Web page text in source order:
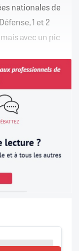
nationales de
1 et 2
avec un pic